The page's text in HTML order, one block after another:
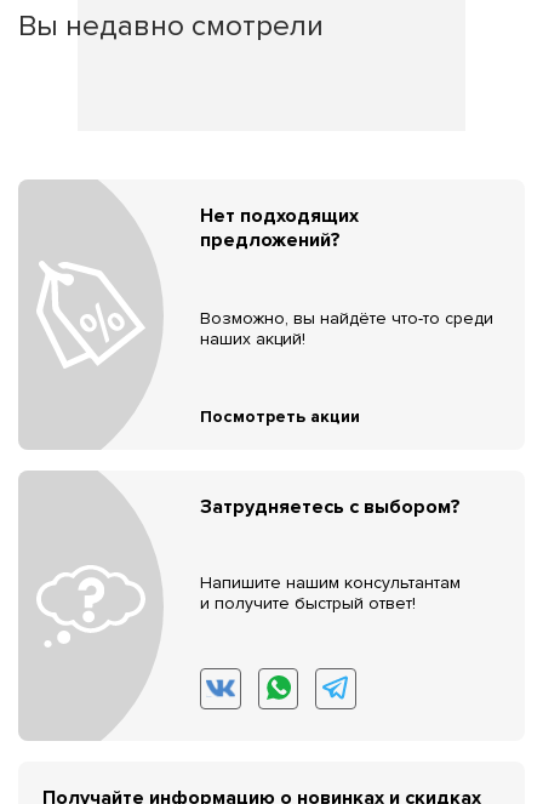
Вы недавно смотрели
Нет подходящих
предложений?
Возможно, вы найдёте что-то среди
наших акций!
Посмотреть акции
Затрудняетесь с выбором?
Напишите нашим консультантам
и получите быстрый ответ!
Получайте информацию о новинках и скидках